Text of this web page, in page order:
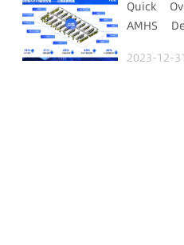
Quick
AMHS
2023-12-31